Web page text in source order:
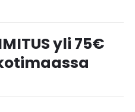
yli 75€